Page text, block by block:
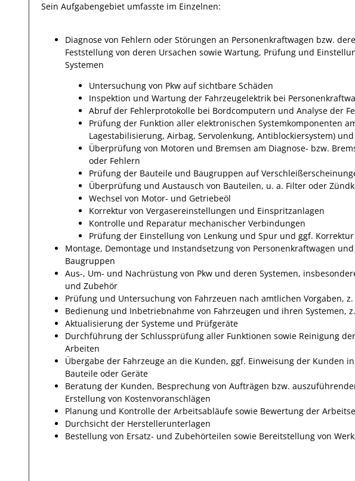
Sein Aufgabengebiet umfasste im Einzelnen:
Diagnose von Fehlern oder Störungen an Personenkraftwagen bzw.
Feststellung von deren Ursachen sowie Wartung, Prüfung und
Systemen
Untersuchung von Pkw auf sichtbare Schäden
Inspektion und Wartung der Fahrzeugelektrik bei
Abruf der Fehlerprotokolle bei Bordcomputern und Analyse der
Prüfung der Funktion aller elektronischen Systemkomponenten
Lagestabilisierung, Airbag, Servolenkung, Antiblockiersystem)
Überprüfung von Motoren und Bremsen am Diagnose- bzw.
oder Fehlern
Prüfung der Bauteile und Baugruppen auf
Überprüfung und Austausch von Bauteilen, u. a. Filter oder
Wechsel von Motor- und Getriebeöl
Korrektur von Vergasereinstellungen und Einspritzanlagen
Kontrolle und Reparatur mechanischer Verbindungen
Prüfung der Einstellung von Lenkung und Spur und ggf.
Montage, Demontage und Instandsetzung von Personenkraftwagen
Baugruppen
Aus-, Um- und Nachrüstung von Pkw und deren Systemen,
und Zubehör
Prüfung und Untersuchung von Fahrzeuen nach amtlichen Vorgaben,
Bedienung und Inbetriebnahme von Fahrzeugen und ihren Systemen,
Aktualisierung der Systeme und Prüfgeräte
Durchführung der Schlussprüfung aller Funktionen sowie Reinigung
Arbeiten
Übergabe der Fahrzeuge an die Kunden, ggf. Einweisung der Kunden
Bauteile oder Geräte
Beratung der Kunden, Besprechung von Aufträgen bzw.
Erstellung von Kostenvoranschlägen
Planung und Kontrolle der Arbeitsabläufe sowie Bewertung der
Durchsicht der Herstellerunterlagen
Bestellung von Ersatz- und Zubehörteilen sowie Bereitstellung von